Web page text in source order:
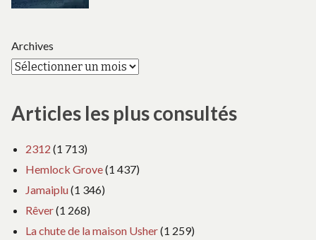
Archives
Articles les plus consultés
2312 (1 713)
Hemlock Grove(1 437)
Jamaiplu(1 346)
Rêver(1 268)
La chute de la maison Usher(1 259)